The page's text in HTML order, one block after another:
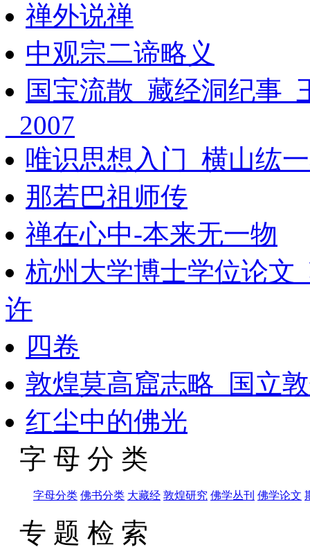
禅外说禅
中观宗二谛略义
国宝流散_藏经洞纪事
_2007
唯识思想入门_横山纮
那若巴祖师传
禅在心中-本来无一物
杭州大学博士学位论文
许
四卷
敦煌莫高窟志略_国立
红尘中的佛光
字 母 分 类
字母分类 佛书分类 大藏经 敦煌研究 佛学丛刊 佛学论文
专 题 检 索